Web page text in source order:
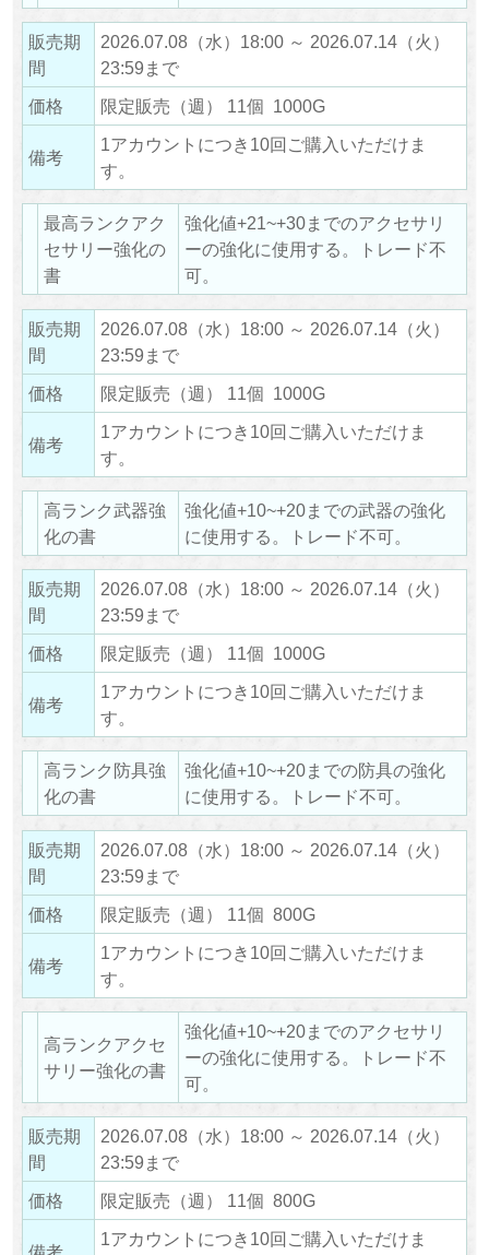
販売期
間
2026.07.08（水）18:00 ～ 2026.07.14（火）
23:59まで
価格
限定販売（週） 11個 1000G
備考
1アカウントにつき10回ご購入いただけま
す。
最高ランクアク
セサリー強化の
書
強化値+21~+30までのアクセサリ
ーの強化に使用する。トレード不
可。
販売期
間
2026.07.08（水）18:00 ～ 2026.07.14（火）
23:59まで
価格
限定販売（週） 11個 1000G
備考
1アカウントにつき10回ご購入いただけま
す。
高ランク武器強
化の書
強化値+10~+20までの武器の強化
に使用する。トレード不可。
販売期
間
2026.07.08（水）18:00 ～ 2026.07.14（火）
23:59まで
価格
限定販売（週） 11個 1000G
備考
1アカウントにつき10回ご購入いただけま
す。
高ランク防具強
化の書
強化値+10~+20までの防具の強化
に使用する。トレード不可。
販売期
間
2026.07.08（水）18:00 ～ 2026.07.14（火）
23:59まで
価格
限定販売（週） 11個 800G
備考
1アカウントにつき10回ご購入いただけま
す。
高ランクアクセ
サリー強化の書
強化値+10~+20までのアクセサリ
ーの強化に使用する。トレード不
可。
販売期
間
2026.07.08（水）18:00 ～ 2026.07.14（火）
23:59まで
価格
限定販売（週） 11個 800G
1アカウントにつき10回ご購入いただけま